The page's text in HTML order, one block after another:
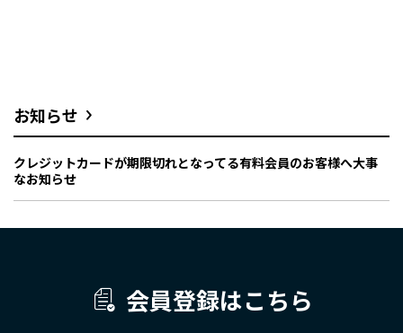
お知らせ
クレジットカードが期限切れとなってる有料会員のお客様へ大事
なお知らせ
会員登録はこちら